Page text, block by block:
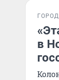
ГОРОД
в